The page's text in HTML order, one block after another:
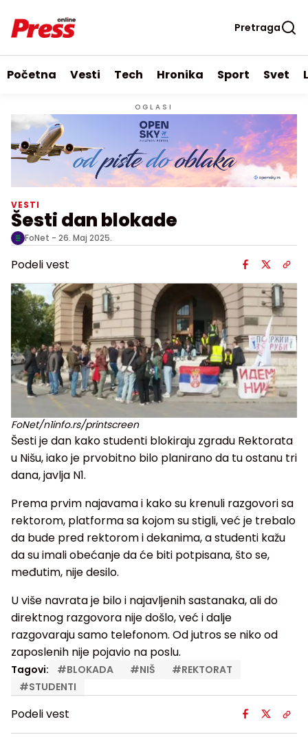
Pretraga
Početna Vesti Tech Hronika Sport Svet
OGLASI
VESTI
Šesti dan blokade
FoNet - 26. Maj 2025.
Podeli vest
FoNet/n1info.rs/printscreen
Šesti je dan kako studenti blokiraju zgradu Rektorata
u Nišu, iako je prvobitno bilo planirano da tu ostanu tri
dana, javlja N1.
Prema prvim najavama i kako su krenuli razgovori sa
rektorom, platforma sa kojom su stigli, već je trebalo
da bude pred rektorom i dekanima, a studenti kažu
da su imali obećanje da će biti potpisana, što se,
međutim, nije desilo.
U više navrata je bilo i najavljenih sastanaka, ali do
direktnog razgovora nije došlo, već i dalje
razgovaraju samo telefonom. Od jutros se niko od
zaposlenih nije pojavio na poslu.
Tagovi: #BLOKADA #NIŠ #REKTORAT
#STUDENTI
Podeli vest